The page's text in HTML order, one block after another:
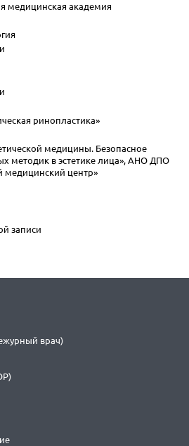
медицинская академия
ринопластика»
медицины. Безопасное
методик в эстетике лица», АНО ДПО
медицинский центр»
записи
врач)